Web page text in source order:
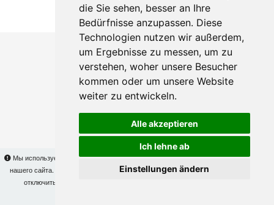
die Sie sehen, besser an Ihre
Bedürfnisse anzupassen. Diese
Technologien nutzen wir außerdem,
um Ergebnisse zu messen, um zu
verstehen, woher unsere Besucher
kommen oder um unsere Website
weiter zu entwickeln.
Alle akzeptieren
Ich lehne ab
Einstellungen ändern
Мы используем cookies для того, чтобы Вы могли использовать весь функционал
нашего сайта. На
Вы сможете узнать подробности и, при желании,
отключить использование cookies. Продолжая пользоваться сайтом, Вы
Makis© Copyright 2026